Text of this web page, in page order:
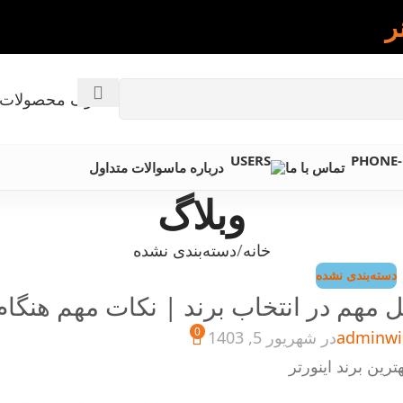
کاتالوگ محصولات
تماس با ما درباره ماسوالات متداول
وبلاگ
خانه دسته‌بندی نشده
دسته‌بندی نشده
مهم در انتخاب برند | نکات مهم
در شهریور 5, 1403 0